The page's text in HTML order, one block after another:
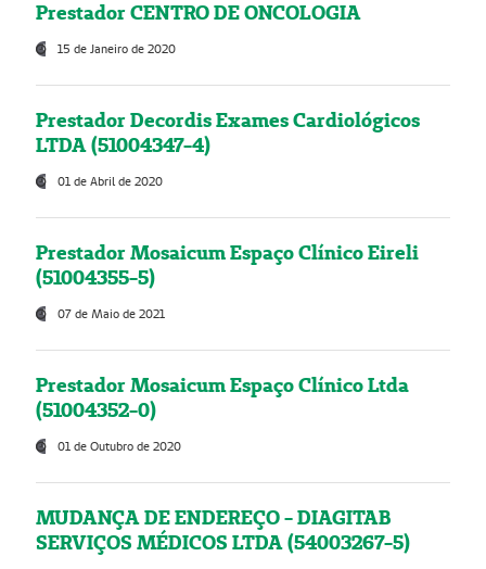
Prestador CENTRO DE ONCOLOGIA
15 de Janeiro de 2020
Prestador Decordis Exames Cardiológicos
LTDA (51004347-4)
01 de Abril de 2020
Prestador Mosaicum Espaço Clínico Eireli
(51004355-5)
07 de Maio de 2021
Prestador Mosaicum Espaço Clínico Ltda
(51004352-0)
01 de Outubro de 2020
MUDANÇA DE ENDEREÇO - DIAGITAB
SERVIÇOS MÉDICOS LTDA (54003267-5)